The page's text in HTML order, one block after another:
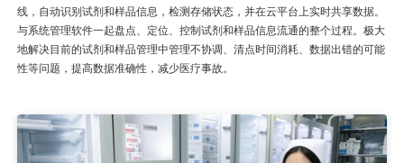
线，自动识别试剂和样品信息，检测存储状态，并在云平台上实时共享数据。
与系统管理软件一起盘点、定位、控制试剂和样品信息流通的整个过程。极大
地解决目前的试剂和样品管理中管理不协调、清点时间消耗、数据出错的可能
性等问题，提高数据准确性，减少医疗事故。